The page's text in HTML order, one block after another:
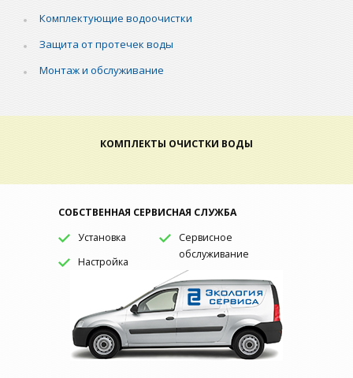
Комплектующие водоочистки
Защита от протечек воды
Монтаж и обслуживание
КОМПЛЕКТЫ ОЧИСТКИ ВОДЫ
СОБСТВЕННАЯ СЕРВИСНАЯ СЛУЖБА
Установка
Настройка
Сервисное
обслуживание